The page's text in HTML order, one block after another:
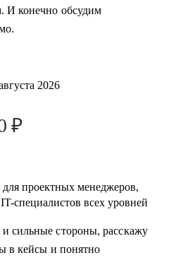
в IT в любом направлении
тестировщикам,
И конечно обсудим
2026
₽
для проектных менеджеров,
специалистов всех уровней
сильные стороны, расскажу
в кейсы и понятно